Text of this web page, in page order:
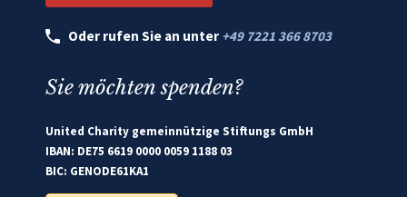
Oder rufen Sie an unter +49 7221 366 8703
Sie möchten spenden?
United Charity gemeinnützige Stiftungs GmbH
IBAN: DE75 6619 0000 0059 1188 03
BIC: GENODE61KA1